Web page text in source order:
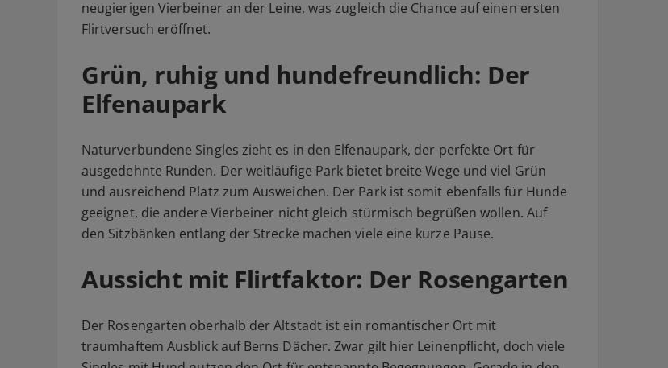
neugierigen Vierbeiner an der Leine, was zugleich die Chance auf einen ersten
Flirtversuch eröffnet.
Grün, ruhig und hundefreundlich: Der
Elfenaupark
Naturverbundene Singles zieht es in den Elfenaupark, der perfekte Ort für
ausgedehnte Runden. Der weitläufige Park bietet breite Wege und viel Grün
und ausreichend Platz zum Ausweichen. Der Park ist somit ebenfalls für Hunde
geeignet, die andere Vierbeiner nicht gleich stürmisch begrüßen wollen. Auf
den Sitzbänken entlang der Strecke machen viele eine kurze Pause.
Aussicht mit Flirtfaktor: Der Rosengarten
Der Rosengarten oberhalb der Altstadt ist ein romantischer Ort mit
traumhaftem Ausblick auf Berns Dächer. Zwar gilt hier Leinenpflicht, doch viele